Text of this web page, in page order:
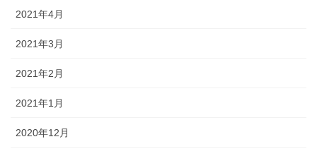
2021年4月
2021年3月
2021年2月
2021年1月
2020年12月